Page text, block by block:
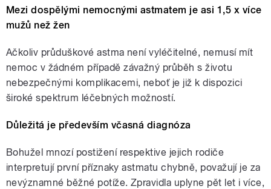
Mezi dospělými nemocnými astmatem je asi 1,5 x více
mužů než žen
Ačkoliv průduškové astma není vyléčitelné, nemusí mít
nemoc v žádném případě závažný průběh s životu
nebezpečnými komplikacemi, neboť je již k dispozici
široké spektrum léčebných možností.
Důležitá je především včasná diagnóza
Bohužel mnozí postižení respektive jejich rodiče
interpretují první příznaky astmatu chybně, považují je za
nevýznamné běžné potíže. Zpravidla uplyne pět let i více,